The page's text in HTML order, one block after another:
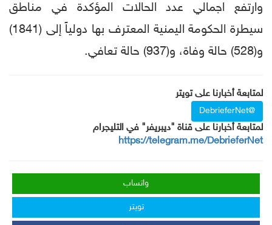
وارتفع اجمالي عدد الحالات المؤكدة في مناطق
سيطرة الحكومة اليمنية المعترف بها دولياً إلى (1841)
و(528) حالة وفاة، و(937) حالة تعافي.
لمتابعة أخبارنا على تويتر
@DebrieferNet
لمتابعة أخبارنا على قناة "ديبريفر" في التليجرام
https://telegram.me/DebrieferNet
واتساب
تويتر